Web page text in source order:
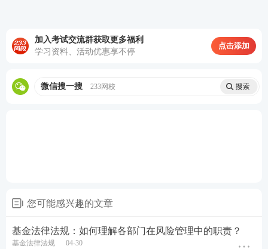
加入考试交流群获取更多福利
学习资料、活动优惠享不停
点击添加
微信搜一搜 233网校
您可能感兴趣的文章
基金法律法规：如何理解各部门在风险管理中的职责？
基金法律法规 04-30